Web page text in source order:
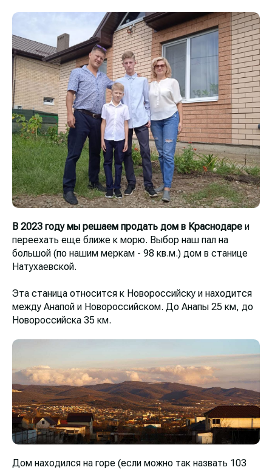
В 2023 году мы решаем продать дом в Краснодаре и
переехать еще ближе к морю. Выбор наш пал на
большой (по нашим меркам - 98 кв.м.) дом в станице
Натухаевской.
Эта станица относится к Новороссийску и находится
между Анапой и Новороссийском. До Анапы 25 км, до
Новороссийска 35 км.
Дом находился на горе (если можно так назвать 103